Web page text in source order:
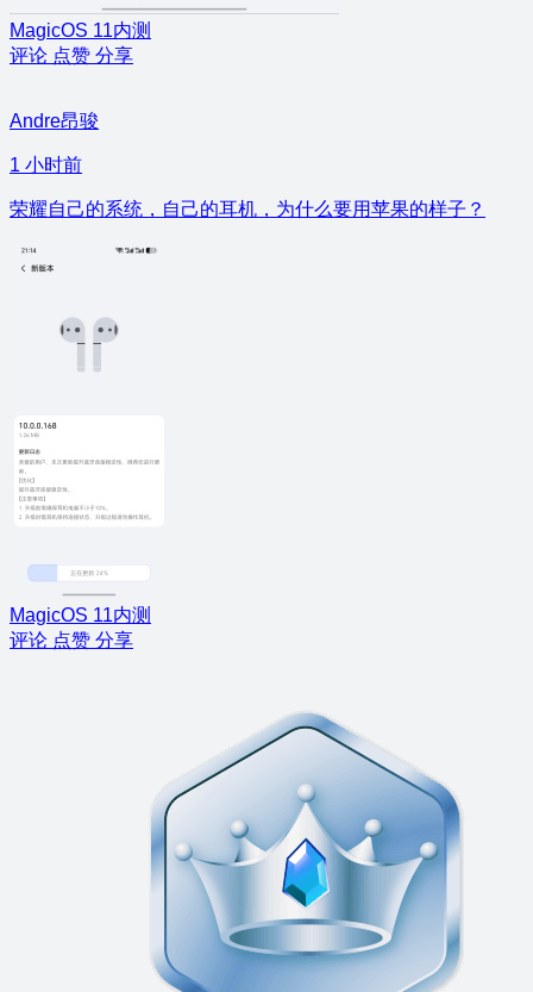
MagicOS 11内测
评论 点赞 分享
Andre昂骏
1 小时前
荣耀自己的系统，自己的耳机，为什么要用苹果的样子？
MagicOS 11内测
评论 点赞 分享